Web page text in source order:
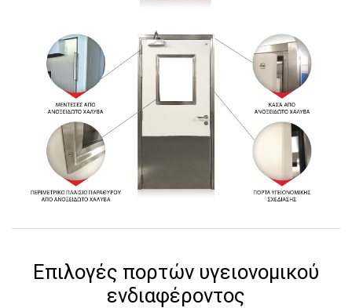
Επιλογές πορτών υγειονομικού
ενδιαφέροντος